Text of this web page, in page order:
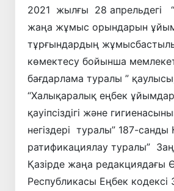
2021 жылғы 28 апрельдегі
жаңа жұмыс орындарын
тұрғындардың
көмектесу бойынша
бағдарлама туралы ”
“Халықаралық еңбек
қауіпсіздігі және
негіздері туралы” 187-
ратификациялау туралы”
Қазірде жаңа редакциядағы
Республикасы Еңбек